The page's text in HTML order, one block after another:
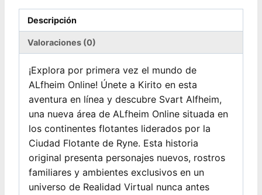
PS4
cantidad
Descripción
Valoraciones (0)
¡Explora por primera vez el mundo de
ALfheim Online! Únete a Kirito en esta
aventura en línea y descubre Svart Alfheim,
una nueva área de ALfheim Online situada en
los continentes flotantes liderados por la
Ciudad Flotante de Ryne. Esta historia
original presenta personajes nuevos, rostros
familiares y ambientes exclusivos en un
universo de Realidad Virtual nunca antes